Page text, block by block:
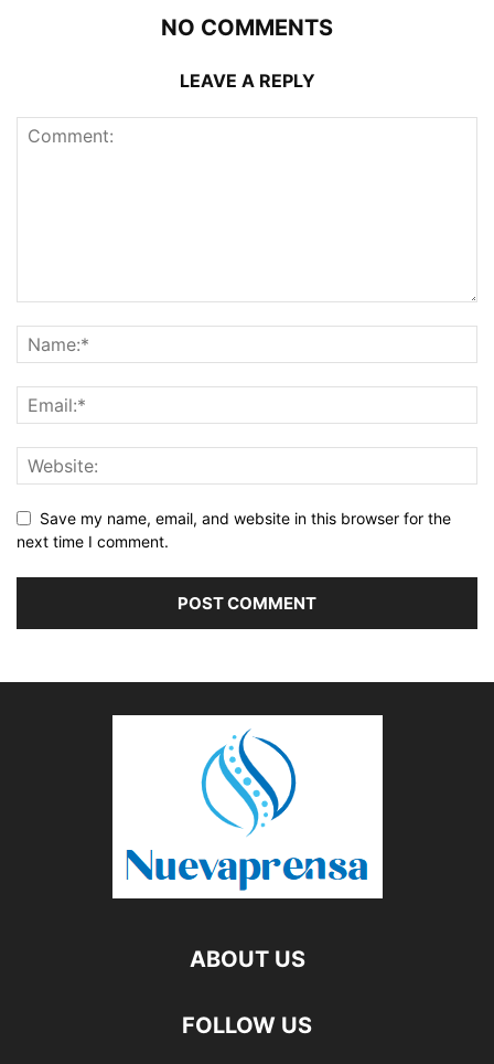
NO COMMENTS
LEAVE A REPLY
Save my name, email, and website in this browser for the
next time I comment.
ABOUT US
FOLLOW US